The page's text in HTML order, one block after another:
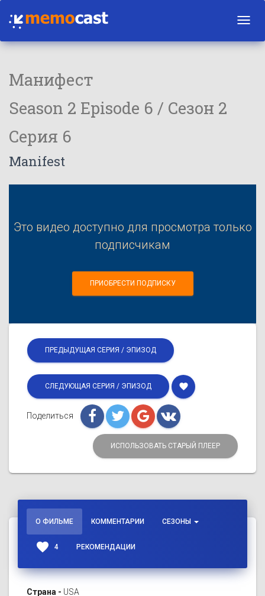
Манифест
Season 2 Episode 6 / Сезон 2
Серия 6
Manifest
Это видео доступно для просмотра только
подписчикам
ПРИОБРЕСТИ ПОДПИСКУ
ПРЕДЫДУЩАЯ СЕРИЯ / ЭПИЗОД
СЛЕДУЮЩАЯ СЕРИЯ / ЭПИЗОД favorite
Поделиться
ИСПОЛЬЗОВАТЬ СТАРЫЙ ПЛЕЕР
О ФИЛЬМЕ КОММЕНТАРИИ СЕЗОНЫ
favorite 4 РЕКОМЕНДАЦИИ
Страна - USA